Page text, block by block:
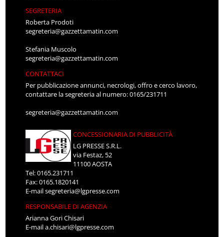
SEGRETERIA
Roberta Prodoti
segreteria@gazzettamatin.com
Stefania Muscolo
segreteria@gazzettamatin.com
CONTATTACI
Per pubblicazione annunci, necrologi, offro e cerco lavoro,
contattare la segreteria al numero: 0165/231711
segreteria@gazzettamatin.com
CONCESSIONARIA DI PUBBLICITÀ
LG PRESSE S.R.L.
via Festaz, 52
11100 AOSTA
Tel: 0165.231711
Fax: 0165.1820141
E-mailsegreteria@lgpresse.com
RESPONSABILE DI AGENZIA
Arianna Gori Chisari
E-maila.chisari@lgpresse.com